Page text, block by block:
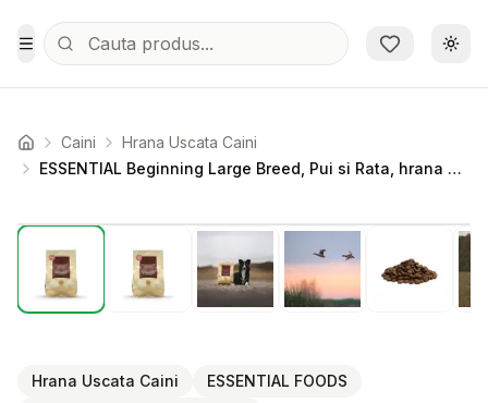
Sari la conținutul principal
Toggle Menu
Acasa Caini
Hrana Uscata Caini
ESSENTIAL Beginning Large Breed, Pui si Rata, hrana uscata fara cereale caini junior ESSENTIAL Beginning Large Breed, L-XL, Pui si Rata, hrana uscata fara cereale caini junior, 2.5kg
Hrana Uscata Caini
ESSENTIAL FOODS